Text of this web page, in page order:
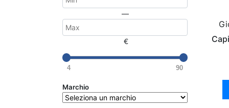
—
€
4 90
Marchio